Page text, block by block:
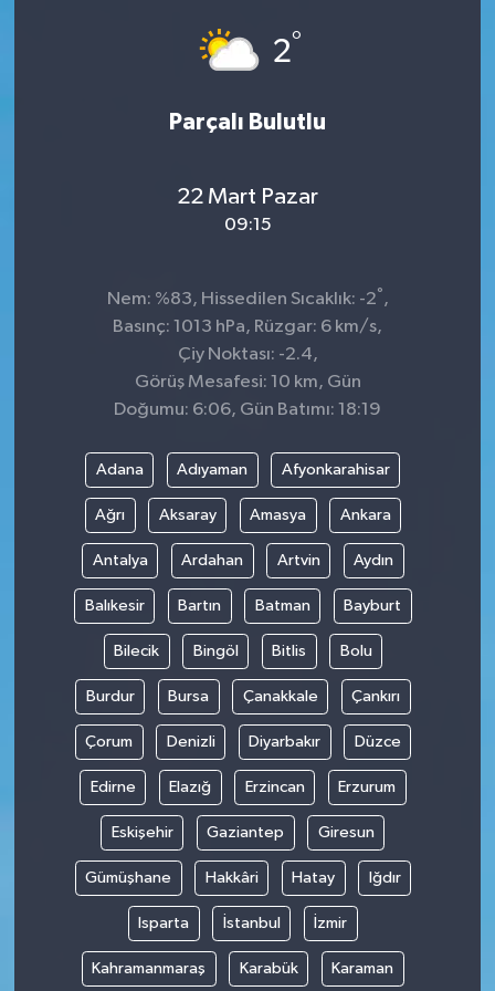
2°
Parçalı Bulutlu
22 Mart Pazar
09:15
Nem: %83, Hissedilen Sıcaklık: -2° ,
Basınç: 1013 hPa, Rüzgar: 6 km/s,
Çiy Noktası: -2.4,
Görüş Mesafesi: 10 km, Gün
Doğumu: 6:06, Gün Batımı: 18:19
Adana Adıyaman Afyonkarahisar
Ağrı Aksaray Amasya Ankara
Antalya Ardahan Artvin Aydın
Balıkesir Bartın Batman Bayburt
Bilecik Bingöl Bitlis Bolu
Burdur Bursa Çanakkale Çankırı
Çorum Denizli Diyarbakır Düzce
Edirne Elazığ Erzincan Erzurum
Eskişehir Gaziantep Giresun
Gümüşhane Hakkâri Hatay Iğdır
Isparta İstanbul İzmir
Kahramanmaraş Karabük Karaman